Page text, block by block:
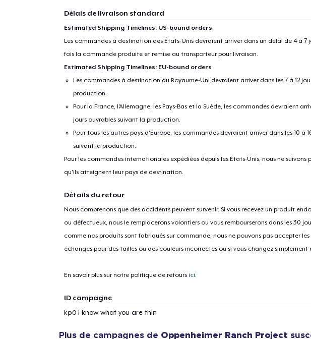
Délais de livraison standard
Estimated Shipping Timelines: US-bound orders
Les commandes à destination des États-Unis devraient arriver dans un délai de 4 à 7
fois la commande produite et remise au transporteur pour livraison.
Estimated Shipping Timelines: EU-bound orders
Les commandes à destination du Royaume-Uni devraient arriver dans les 7 à 12
production.
Pour la France, l'Allemagne, les Pays-Bas et la Suède, les commandes devraient
jours ouvrables suivant la production.
Pour tous les autres pays d'Europe, les commandes devraient arriver dans les 10 à
suivant la production.
Pour les commandes internationales expédiées depuis les États-Unis, nous ne suivons
qu'ils atteignent leur pays de destination.
Détails du retour
Nous comprenons que des accidents peuvent survenir. Si vous recevez un produit
ou défectueux, nous le remplacerons volontiers ou vous rembourserons dans les 30
comme nos produits sont fabriqués sur commande, nous ne pouvons pas accepter les
échanges pour des tailles ou des couleurs incorrectes ou si vous changez simplement
En savoir plus sur notre politique de retours ici.
ID campagne
kp0-i-know-what-you-are-thin
Plus de campagnes de Oppenheimer Ranch Project